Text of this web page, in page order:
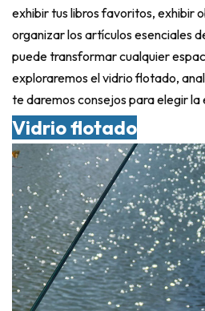
exhibir tus libros favoritos, exhibir
organizar los artículos esenciales
puede transformar cualquier
exploraremos el vidrio flotado,
te daremos consejos para elegir
Vidrio flotado